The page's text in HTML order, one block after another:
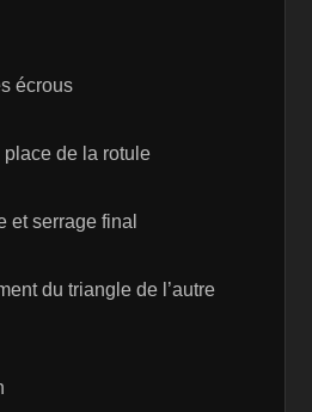
écrous
de la rotule
et serrage final
du triangle de l’autre